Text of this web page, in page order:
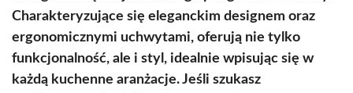
Charakteryzujące się eleganckim designem oraz
ergonomicznymi uchwytami, oferują nie tylko
funkcjonalność, ale i styl, idealnie wpisując się w
każdą kuchenne aranżacje. Jeśli szukasz